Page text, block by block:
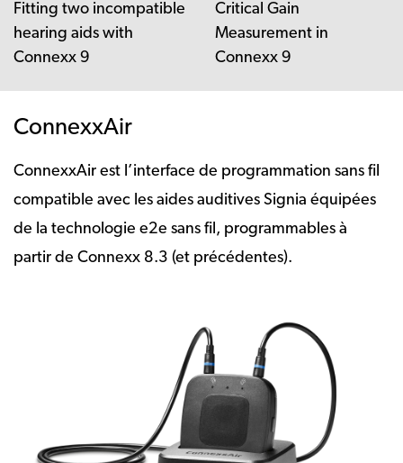
Fitting two incompatible
hearing aids with
Connexx 9
Critical Gain
Measurement in
Connexx 9
ConnexxAir
ConnexxAir est l’interface de programmation sans fil
compatible avec les aides auditives Signia équipées
de la technologie e2e sans fil, programmables à
partir de Connexx 8.3 (et précédentes).